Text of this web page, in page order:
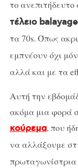
το ανεπιτήδευτο
τέλειο balayage
τα 70s. Όπως
εμπνέουν όχι
αλλά και με τα
Αυτή την
ακόμα μια φορά
κούρεμα, που
να αλλάξουμε
πρωταγωνίστρια